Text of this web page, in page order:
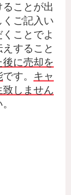
ことが出
ご記入い
ことでよ
すること
に売却を
です。
キャ
しません